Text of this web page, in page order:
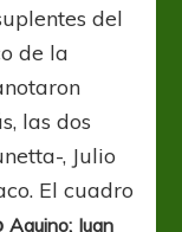
del
de la
las dos
, Julio
El cuadro
Aquino; Juan